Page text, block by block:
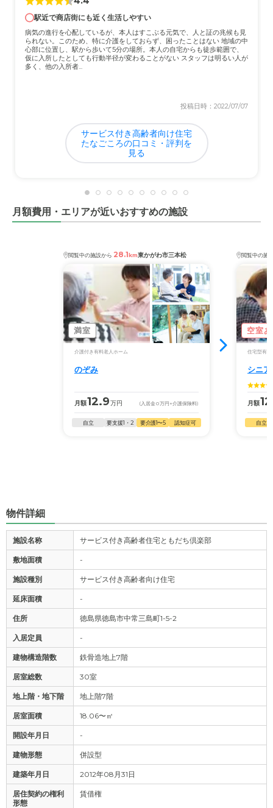
ていたって普通です。 居室は居心地の良い空間です。
介護医療サービスについて
何かあれば、すぐに対処してくださり、お医者さんにも診
てもらえてとても元気で過ごせています。
家から近いので不便を感じた事はありません。バスなどで
行った際のアクセスもいいと思います。
料金費用について
駅近で商店街にも近く生活しやすい
病気の進行を心配しているが、本人はすこぶる元気で、人と証の兆候も見
られない。このため、特に介護をしておらず、困ったことはない 地域の中
心部に位置し、駅から歩いて5分の場所。本人の自宅からも徒歩範囲で、
仮に入所したとしても行動半径が変わることがない スタッフは明るい人が
多く、他の入所者...
投稿日時：2022/07/07
サービス付き高齢者向け住宅
たなごころの口コミ・評判を
見る
月額費用・エリアが近いおすすめの施設
閲覧中の施設から 28.1km東かがわ市三本松
満室
介護付き有料老人ホーム
のぞみ
月額12.9万円 (入居金0万円 +介護保険料)
自立 要支援1・2 要介護1〜5 認知症可
閲覧中の施
空室
住宅型有料
シニ
月額
自立
物件詳細
施設名称 サービス付き高齢者住宅ともだち倶楽部
敷地面積 -
施設種別 サービス付き高齢者向け住宅
延床面積 -
住所 徳島県徳島市中常三島町1-5-2
入居定員 -
建物構造階数 鉄骨造地上7階
居室総数 30室
地上階・地下階 地上階7階
居室面積 18.06〜㎡
開設年月日 -
建物形態 併設型
建築年月日 2012年08月31日
居住契約の権利
形態
賃借権